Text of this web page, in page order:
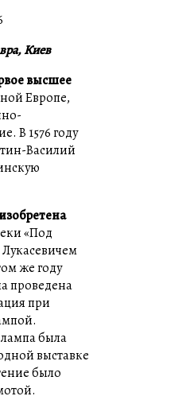
Киев
высшее
Европе,
В 1576 году
Василий
«Под
же году
проведена
при
была
выставке
было